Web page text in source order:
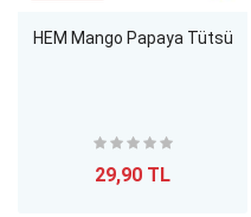
HEM Mango Papaya Tütsü
29,90 TL